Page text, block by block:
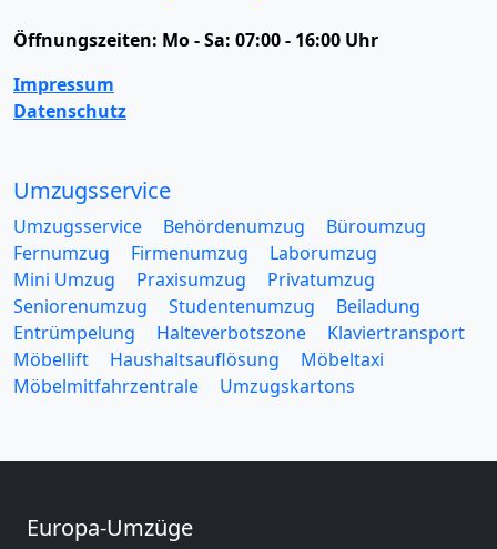
Öffnungszeiten: Mo - Sa: 07:00 - 16:00 Uhr
Impressum
Datenschutz
Umzugsservice
Umzugsservice Behördenumzug
Büroumzug
Fernumzug
Firmenumzug
Laborumzug
Mini Umzug
Praxisumzug
Privatumzug
Seniorenumzug
Studentenumzug
Beiladung
Entrümpelung
Halteverbotszone
Klaviertransport
Möbellift
Haushaltsauflösung
Möbeltaxi
Möbelmitfahrzentrale
Umzugskartons
Europa-Umzüge